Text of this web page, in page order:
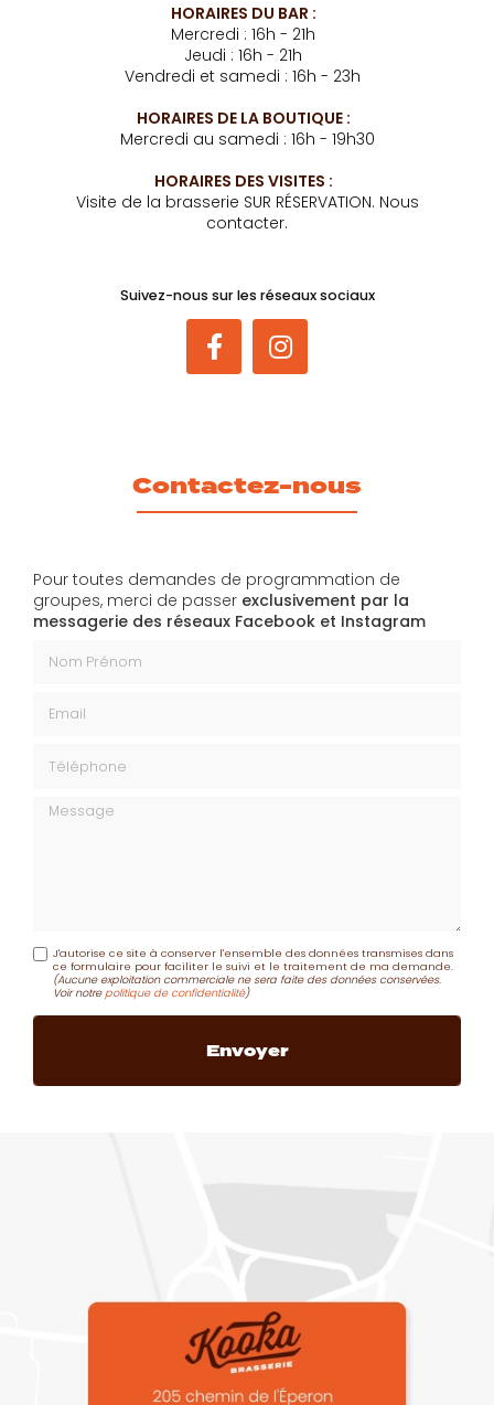
HORAIRES DU BAR :
Mercredi : 16h - 21h
Jeudi : 16h - 21h
Vendredi et samedi : 16h - 23h
HORAIRES DE LA BOUTIQUE :
Mercredi au samedi : 16h - 19h30
HORAIRES DES VISITES :
Visite de la brasserie SUR RÉSERVATION. Nous
contacter.
Suivez-nous sur les réseaux sociaux
Contactez-nous
Pour toutes demandes de programmation de
groupes, merci de passer exclusivement par la
messagerie des réseaux Facebook et Instagram
Message
J'autorise ce site à conserver l'ensemble des données transmises dans
ce formulaire pour faciliter le suivi et le traitement de ma demande.
(Aucune exploitation commerciale ne sera faite des données conservées.
Voir notrepolitique de confidentialité)